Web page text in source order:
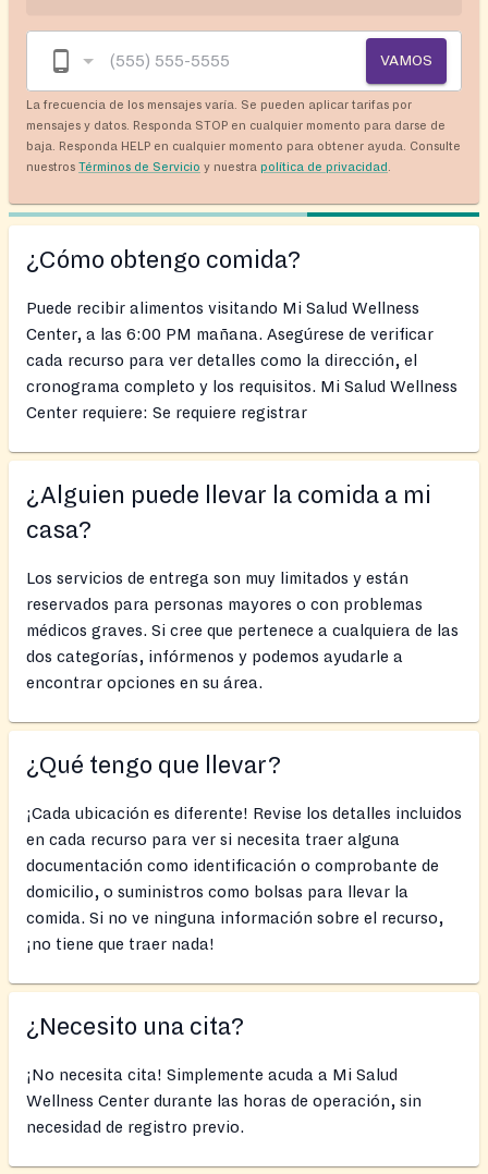
VAMOS
La frecuencia de los mensajes varía. Se pueden aplicar tarifas por
mensajes y datos. Responda STOP en cualquier momento para darse de
baja. Responda HELP en cualquier momento para obtener ayuda. Consulte
nuestros Términos de Servicio y nuestra política de privacidad
¿Cómo obtengo comida?
Puede recibir alimentos visitando Mi Salud Wellness
Center, a las 6:00 PM mañana. Asegúrese de verificar
cada recurso para ver detalles como la dirección, el
cronograma completo y los requisitos. Mi Salud Wellness
Center requiere: Se requiere registrar
¿Alguien puede llevar la comida a mi
casa?
Los servicios de entrega son muy limitados y están
reservados para personas mayores o con problemas
médicos graves. Si cree que pertenece a cualquiera de las
dos categorías, infórmenos y podemos ayudarle a
encontrar opciones en su área.
¿Qué tengo que llevar?
¡Cada ubicación es diferente! Revise los detalles incluidos
en cada recurso para ver si necesita traer alguna
documentación como identificación o comprobante de
domicilio, o suministros como bolsas para llevar la
comida. Si no ve ninguna información sobre el recurso,
¡no tiene que traer nada!
¿Necesito una cita?
¡No necesita cita! Simplemente acuda a Mi Salud
Wellness Center durante las horas de operación, sin
necesidad de registro previo.